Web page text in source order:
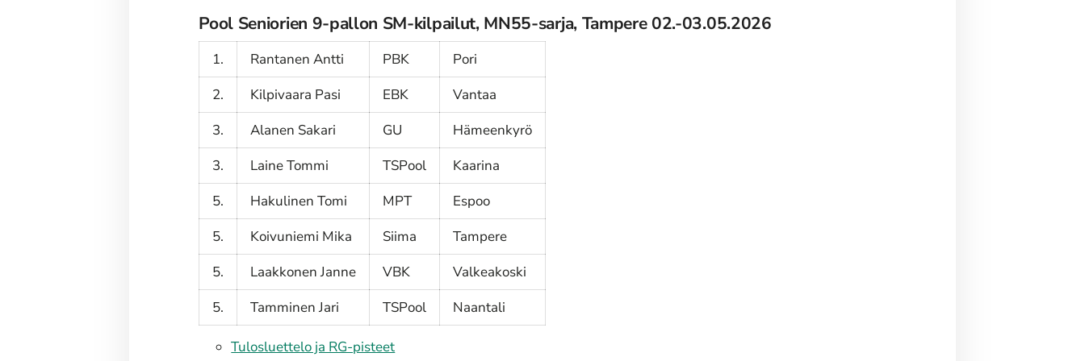
Pool Seniorien 9-pallon SM-kilpailut, MN55-sarja, Tampere 02.-03.05.2026
1. Rantanen Antti PBK
Pori
2.
Kilpivaara Pasi EBK
Vantaa
3.
Alanen Sakari GU
Hämeenkyrö
3.
Laine Tommi TSPool
Kaarina
5.
Hakulinen Tomi MPT
Espoo
5.
Koivuniemi Mika Siima
Tampere
5.
Laakkonen Janne VBK
Valkeakoski
5.
Tamminen Jari TSPool Naantali
Tulosluettelo ja RG-pisteet